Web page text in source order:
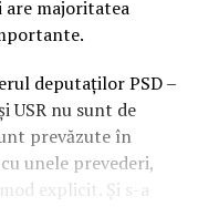
are majoritatea
deputaţilor PSD –
USR nu sunt de
prevăzute în
unele prevederi,
explicit. Şi s-a